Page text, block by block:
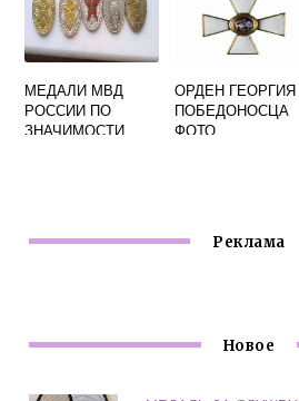
МЕДАЛИ МВД
РОССИИ ПО
ЗНАЧИМОСТИ
ОРДЕН ГЕОРГИЯ
ПОБЕДОНОСЦА
ФОТО
Реклама
Новое